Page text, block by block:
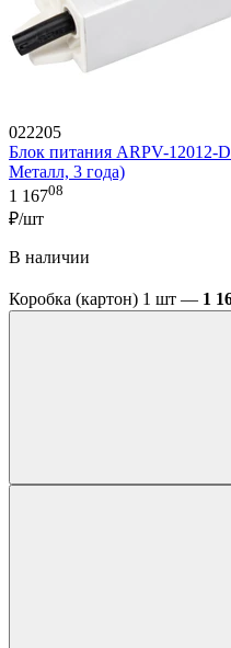
022205
Блок питания ARPV-12012-
Металл, 3 года)
1 16708
₽/шт
В наличии
Коробка (картон) 1 шт — 1